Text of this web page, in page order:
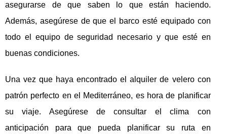
asegurarse de que saben lo que están haciendo.
Además, asegúrese de que el barco esté equipado con
todo el equipo de seguridad necesario y que esté en
buenas condiciones.
Una vez que haya encontrado el alquiler de velero con
patrón perfecto en el Mediterráneo, es hora de planificar
su viaje. Asegúrese de consultar el clima con
anticipación para que pueda planificar su ruta en